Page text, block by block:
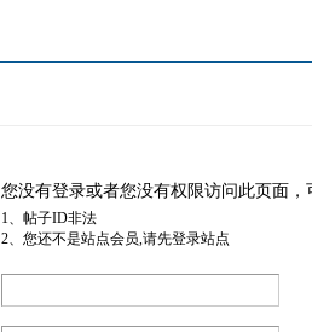
您没有登录或者您没有权限访问此页面
1、帖子ID非法
2、您还不是站点会员,请先登录站点